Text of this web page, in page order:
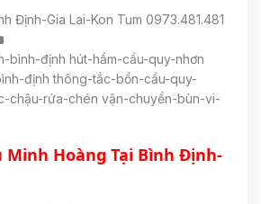
Định-Gia Lai-Kon Tum 0973.481.481
bình-định hút-hầm-cầu-quy-nhơn
định thông-tắc-bồn-cầu-quy-
chậu-rửa-chén vận-chuyển-bùn-vi-
Minh Hoàng Tại Bình Định-